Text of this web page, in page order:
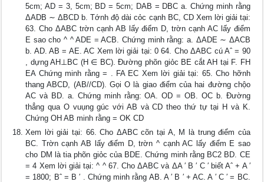
5cm; AD = 3, 5cm; BD = 5cm; DAB = DBC a. Chứng minh rằng
ΔADB ∼ ΔBCD b. Tớnh độ dài cỏc cạnh BC, CD Xem lời giải tại:
63. Cho ΔABC trờn cạnh AB lấy điểm D, trờn cạnh AC lấy điểm
E sao cho ^ ^ ADE = ACB. Chứng minh rằng: a. ΔADE ∼ ΔACB
b. AD. AB = AE. AC Xem lời giải tại: 0 64. Cho ΔABC cú Aˆ = 90
, dựng AH⊥BC (H ∈ BC). Đường phõn giỏc BE cắt AH tại F. FH
EA Chứng minh rằng = . FA EC Xem lời giải tại: 65. Cho hỡnh
thang ABCD, (AB//CD). Gọi O là giao điểm của hai đường chộo
AC và BD. a. Chứng minh rằng: OA. OD = OB. OC b. Đường
thẳng qua O vuụng gúc với AB và CD theo thứ tự tại H và K.
Chứng OH AB minh rằng = OK CD
Xem lời giải tại: 66. Cho ΔABC cõn tại A, M là trung điểm của
BC. Trờn cạnh AB lấy điểm D, trờn ^ cạnh AC lấy điểm E sao
cho DM là tia phõn giỏc của BDE. Chứng minh rằng BC2 BD. CE
= 4 Xem lời giải tại: ^ ^ 67. Cho ΔABC và ΔA ′ B ′ C ′ biết Aˆ + A ′
= 1800; Bˆ = B ′ . Chứng minh rằng AB. A ′ B ′ + AC. A ′ C ′ = BC.